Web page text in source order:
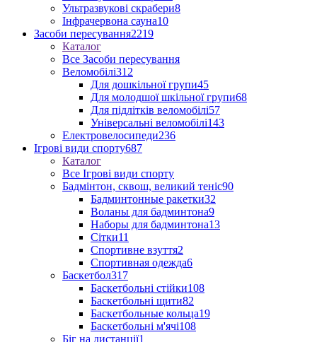
Ультразвукові скрабери8
Інфрачервона сауна10
Засоби пересування2219
Каталог
Все Засоби пересування
Веломобілі312
Для дошкільної групи45
Для молодшої шкільної групи68
Для підлітків веломобілі57
Універсальні веломобілі143
Електровелосипеди236
Ігрові види спорту687
Каталог
Все Ігрові види спорту
Бадмінтон, сквош, великий теніс90
Бадминтонные ракетки32
Воланы для бадминтона9
Наборы для бадминтона13
Сітки11
Спортивне взуття2
Спортивная одежда6
Баскетбол317
Баскетбольні стійки108
Баскетбольні щити82
Баскетбольные кольца19
Баскетбольні м'ячі108
Біг на дистанції1